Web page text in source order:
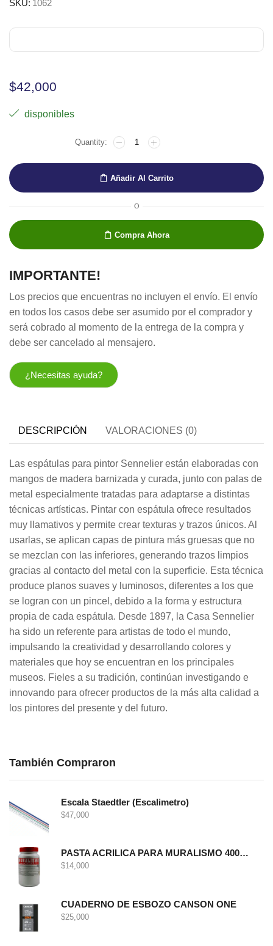
SKU: 1062
$42,000
disponibles
ESPATULA
SENNELIER
1062
Añadir Al Carrito
O
Compra Ahora
IMPORTANTE!
Los precios que encuentras no incluyen el envío. El envío
en todos los casos debe ser asumido por el comprador y
será cobrado al momento de la entrega de la compra y
debe ser cancelado al mensajero.
¿Necesitas ayuda?
DESCRIPCIÓN VALORACIONES (0)
Las espátulas para pintor Sennelier están elaboradas con
mangos de madera barnizada y curada, junto con palas de
metal especialmente tratadas para adaptarse a distintas
técnicas artísticas. Pintar con espátula ofrece resultados
muy llamativos y permite crear texturas y trazos únicos. Al
usarlas, se aplican capas de pintura más gruesas que no
se mezclan con las inferiores, generando trazos limpios
gracias al contacto del metal con la superficie. Esta técnica
produce planos suaves y luminosos, diferentes a los que
se logran con un pincel, debido a la forma y estructura
propia de cada espátula. Desde 1897, la Casa Sennelier
ha sido un referente para artistas de todo el mundo,
impulsando la creatividad y desarrollando colores y
materiales que hoy se encuentran en los principales
museos. Fieles a su tradición, continúan investigando e
innovando para ofrecer productos de la más alta calidad a
los pintores del presente y del futuro.
También Compraron
Escala Staedtler (Escalimetro)
$47,000
PASTA ACRILICA PARA MURALISMO 400 GRS
$14,000
CUADERNO DE ESBOZO CANSON ONE
$25,000